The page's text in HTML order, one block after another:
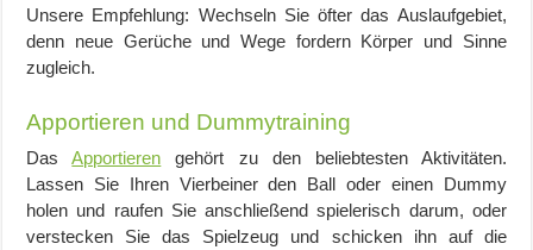
Unsere Empfehlung: Wechseln Sie öfter das Auslaufgebiet,
denn neue Gerüche und Wege fordern Körper und Sinne
zugleich.
Apportieren und Dummytraining
DasApportieren gehört zu den beliebtesten Aktivitäten.
Lassen Sie Ihren Vierbeiner den Ball oder einen Dummy
holen und raufen Sie anschließend spielerisch darum, oder
verstecken Sie das Spielzeug und schicken ihn auf die